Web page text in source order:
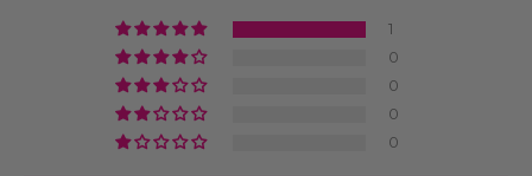
1
0
0
0
0